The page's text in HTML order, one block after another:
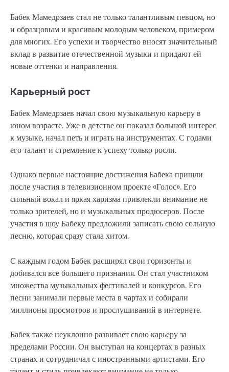
Бабек Мамедрзаев стал не только талантливым певцом, но
и образцовым и красивым молодым человеком, примером
для многих. Его успехи и творчество вносят значительный
вклад в развитие отечественной музыки и придают ей
новые оттенки и направления.
Карьерный рост
Бабек Мамедрзаев начал свою музыкальную карьеру в
юном возрасте. Уже в детстве он показал большой интерес
к музыке, начал петь и играть на инструментах. С годами
его талант и стремление к успеху только росли.
Однако первые настоящие достижения Бабека пришли
после участия в телевизионном проекте «Голос». Его
сильный вокал и яркая харизма привлекли внимание не
только зрителей, но и музыкальных продюсеров. После
участия в шоу Бабеку предложили записать свою сольную
песню, которая сразу стала хитом.
С каждым годом Бабек расширял свои горизонты и
добивался все большего признания. Он стал участником
множества музыкальных фестивалей и конкурсов. Его
песни занимали первые места в чартах и собирали
миллионы просмотров и прослушиваний в интернете.
Бабек также неуклонно развивает свою карьеру за
пределами России. Он выступал на концертах в разных
странах и сотрудничал с иностранными артистами. Его